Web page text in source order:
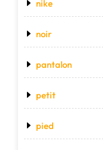
nike
noir
pantalon
petit
pied